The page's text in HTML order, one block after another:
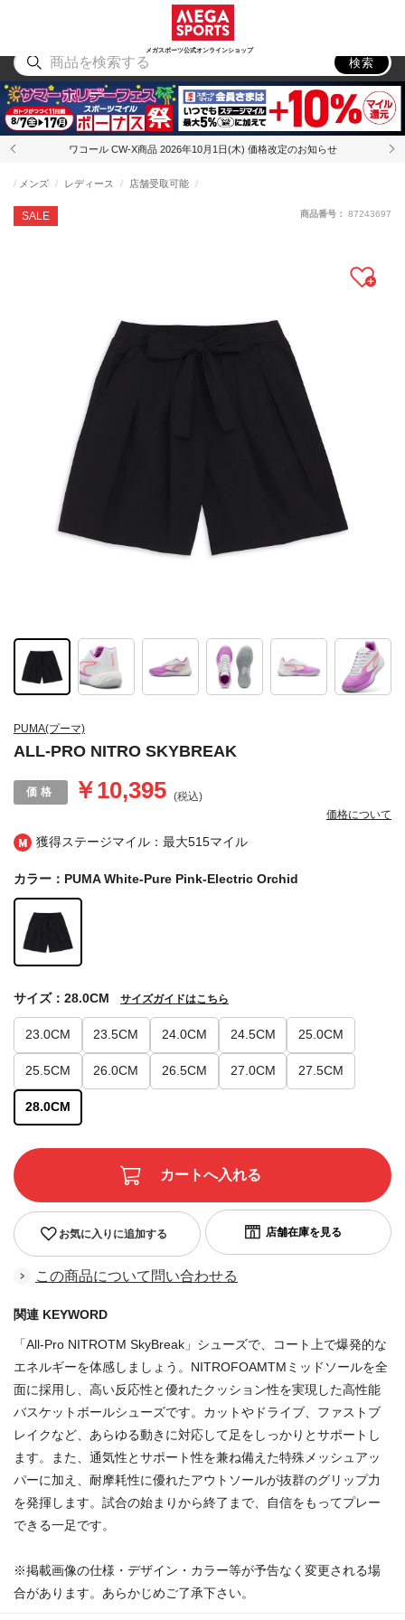
メガスポーツ公式オンラインショップ
アウトドア
検索
ワコール CW-X商品 2026年10月1日(木) 価格改定のお知らせ
獲得ステージマイル：最大515マイル
PUMA(プーマ)
ALL-PRO NITRO SKYBREAK
SALE
メンズ レディース 店舗受取可能
￥10,395 (税込)
価格について
商品番号： 87243697
カラー：PUMA White-Pure Pink-Electric Orchid
23.0CM 23.5CM 24.0CM 24.5CM 25.0CM
25.5CM 26.0CM 26.5CM 27.0CM 27.5CM
28.0CM
サイズ：28.0CM サイズガイドはこちら
お気に入りに追加する
この商品について問い合わせる
関連 KEYWORD
「All-Pro NITROTM SkyBreak」シューズで、コート上で爆発的な
エネルギーを体感しましょう。NITROFOAMTMミッドソールを全
面に採用し、高い反応性と優れたクッション性を実現した高性能
バスケットボールシューズです。カットやドライブ、ファストブ
レイクなど、あらゆる動きに対応して足をしっかりとサポートし
ます。また、通気性とサポート性を兼ね備えた特殊メッシュアッ
パーに加え、耐摩耗性に優れたアウトソールが抜群のグリップ力
を発揮します。試合の始まりから終了まで、自信をもってプレー
できる一足です。
※掲載画像の仕様・デザイン・カラー等が予告なく変更される場
合があります。あらかじめご了承下さい。